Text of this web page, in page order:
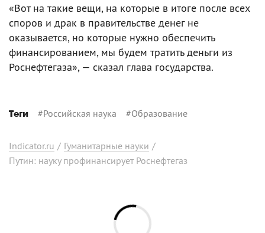
«Вот на такие вещи, на которые в итоге после всех
споров и драк в правительстве денег не
оказывается, но которые нужно обеспечить
финансированием, мы будем тратить деньги из
Роснефтегаза», — сказал глава государства.
Теги #Российская наука #Образование
Indicator.ru / Гуманитарные науки /
Путин: науку профинансирует Роснефтегаз